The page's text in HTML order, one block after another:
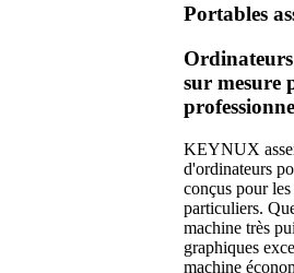
Portables
Ordinateurs
sur mesure
KEYNUX
d'ordinateurs
conçus pour
particuliers.
machine très
graphiques
machine